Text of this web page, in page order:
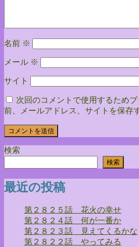
名前 ※
メール ※
サイト
次回のコメントで使用するため
前、メールアドレス、サイトを保存
検索
検索
最近の投稿
第２８２５話 花火の幸せ
第２８２４話 何が一番か
第２８２３話 見えてくるかな
第２８２２話 やってみる